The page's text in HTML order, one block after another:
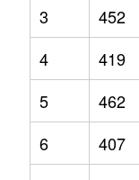
3
452
4
419
5
462
6
407